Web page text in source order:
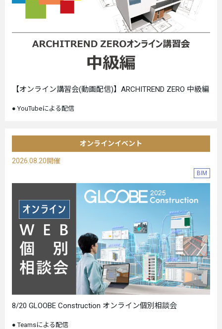
【オンライン講習会(動画配信)】ARCHITREND ZERO 中級編
YouTubeによる配信
オンラインイベント
2026.08.20開催
BIM
8/20 GLOOBE Construction オンライン個別相談会
Teamsによる配信